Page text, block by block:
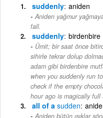
suddenly aniden
Aniden yağmur
fall.
suddenly birdenbire
Ümit; bir saat önce
sihirle tekrar dolup
adam gibi birdenbire
when you suddenly run
check if the empty
hour ago is magically full
all of a sudden
Aniden bütün ışıklar